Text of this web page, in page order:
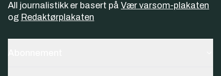
All journalistikk er basert på Vær varsom-plakaten
og Redaktørplakaten